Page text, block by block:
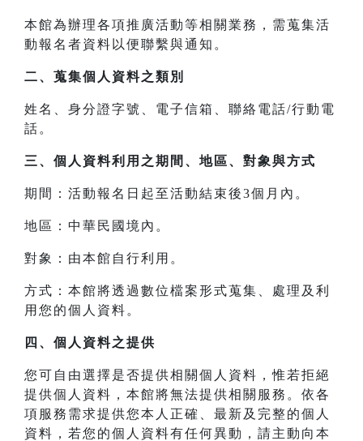
本館為辦理各項推廣活動等相關業務，需蒐集活
動報名者資料以便聯繫與通知。
二、 蒐集個人資料之類別
姓名、身分證字號、電子信箱、聯絡電話/行動電
話。
三、 個人資料利用之期間、地區、對象與方式
期間：活動報名日起至活動結束後3個月內。
地區：中華民國境內。
對象：由本館自行利用。
方式：本館將透過數位檔案形式蒐集、處理及利
用您的個人資料。
四、 個人資料之提供
您可自由選擇是否提供相關個人資料，惟若拒絕
提供個人資料，本館將無法提供相關服務。依各
項服務需求提供您本人正確、最新及完整的個人
資料，若您的個人資料有任何異動，請主動向本